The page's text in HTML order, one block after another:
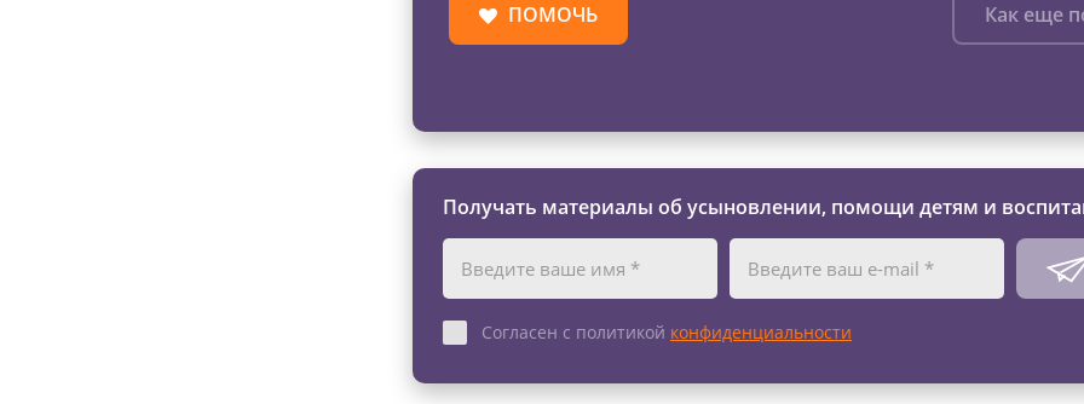
ПОМОЧЬ Как еще
Получать материалы об усыновлении, помощи детям и
Согласен с политикой конфиденциальности